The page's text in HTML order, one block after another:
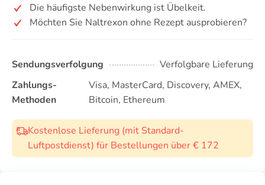
Die häufigste Nebenwirkung ist Übelkeit.
Möchten Sie Naltrexon ohne Rezept ausprobieren?
Sendungsverfolgung
Verfolgbare Lieferung
Zahlungs-
Methoden
Visa, MasterCard, Discovery, AMEX,
Bitcoin, Ethereum
Kostenlose Lieferung (mit Standard-
Luftpostdienst) für Bestellungen über € 172